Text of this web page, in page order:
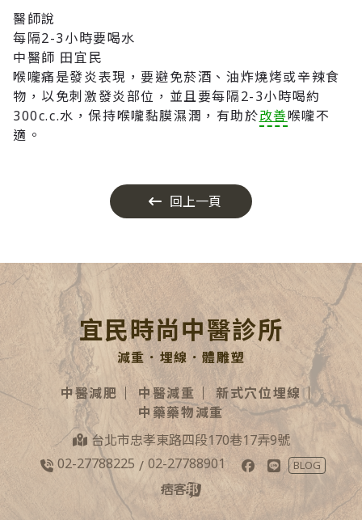
醫師說
每隔2-3小時要喝水
中醫師 田宜民
喉嚨痛是發炎表現，要避免菸酒、油炸燒烤或辛辣食
物，以免刺激發炎部位，並且要每隔2-3小時喝約
300c.c.水，保持喉嚨黏膜濕潤，有助於改善喉嚨不
適。
回上一頁
宜民時尚中醫診所
減重．埋線．體雕塑
中醫減肥
中醫減重
新式穴位埋線
中藥藥物減重
台北市忠孝東路四段170巷17弄9號
02-27788225 / 02-27788901 BLOG